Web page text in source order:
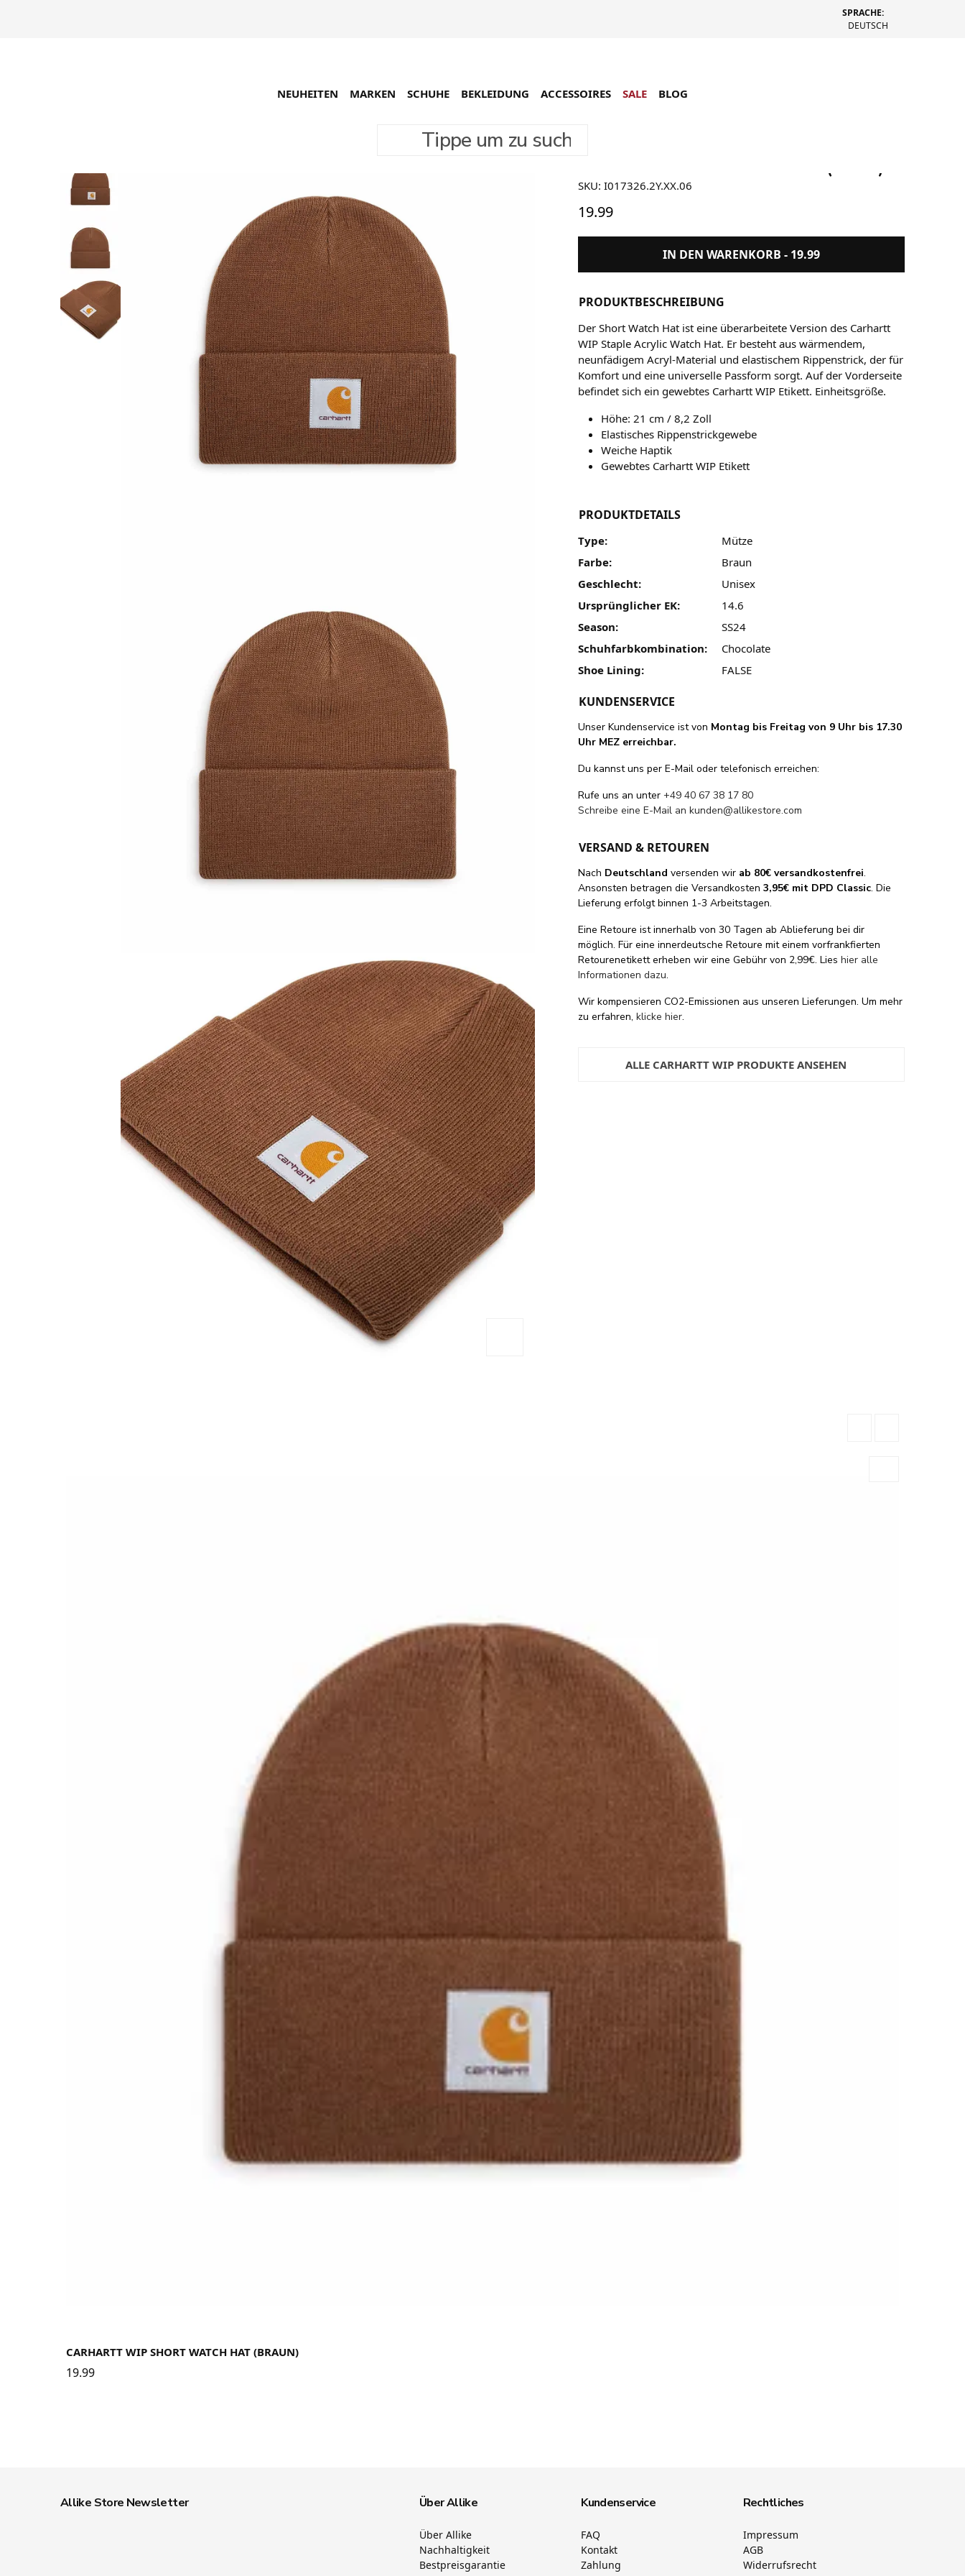
SPRACHE:
DEUTSCH
Tippe um zu suchen
NEUHEITEN MARKEN SCHUHE BEKLEIDUNG ACCESSOIRES SALE BLOG
Carhartt WIP Short Watch Hat (Braun)
SKU: I017326.2Y.XX.06
19.99
IN DEN WARENKORB - 19.99
PRODUKTBESCHREIBUNG
Der Short Watch Hat ist eine überarbeitete Version des Carhartt
WIP Staple Acrylic Watch Hat. Er besteht aus wärmendem,
neunfädigem Acryl-Material und elastischem Rippenstrick, der für
Komfort und eine universelle Passform sorgt. Auf der Vorderseite
befindet sich ein gewebtes Carhartt WIP Etikett. Einheitsgröße.
Höhe: 21 cm / 8,2 Zoll
Elastisches Rippenstrickgewebe
Weiche Haptik
Gewebtes Carhartt WIP Etikett
PRODUKTDETAILS
Type:
Mütze
Farbe:
Braun
Geschlecht:
Unisex
Ursprünglicher EK:
14.6
Season:
SS24
Schuhfarbkombination:
Chocolate
Shoe Lining:
FALSE
KUNDENSERVICE
Unser Kundenservice ist von Montag bis Freitag von 9 Uhr bis 17.30
Uhr MEZ erreichbar.
Du kannst uns per E-Mail oder telefonisch erreichen:
Rufe uns an unter+49 40 67 38 17 80
Schreibe eine E-Mail ankunden@allikestore.com
VERSAND & RETOUREN
Nach Deutschland versenden wir ab 80€ versandkostenfrei.
Ansonsten betragen die Versandkosten3,95€ mit DPD Classic. Die
Lieferung erfolgt binnen 1-3 Arbeitstagen.
Eine Retoure ist innerhalb von 30 Tagen ab Ablieferung bei dir
möglich. Für eine innerdeutsche Retoure mit einem vorfrankfierten
Retourenetikett erheben wir eine Gebühr von 2,99€. Lieshier alle
Informationen dazu.
Wir kompensieren CO2-Emissionen aus unseren Lieferungen. Um mehr
zu erfahren,klicke hier.
ALLE CARHARTT WIP PRODUKTE ANSEHEN
CARHARTT WIP SHORT WATCH HAT (BRAUN)
19.99
Allike Store Newsletter Über Allike
Über Allike
Nachhaltigkeit
Bestpreisgarantie
Kundenservice
FAQ
Kontakt
Zahlung
Rechtliches
Impressum
AGB
Widerrufsrecht